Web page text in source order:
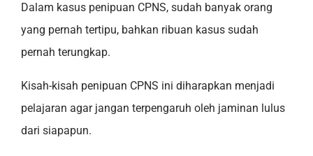
Dalam kasus penipuan CPNS, sudah banyak orang
yang pernah tertipu, bahkan ribuan kasus sudah
pernah terungkap.
Kisah-kisah penipuan CPNS ini diharapkan menjadi
pelajaran agar jangan terpengaruh oleh jaminan lulus
dari siapapun.